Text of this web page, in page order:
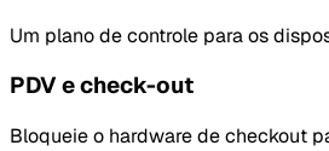
Um plano de controle para os
PDV e check-out
Bloqueie o hardware de checkout